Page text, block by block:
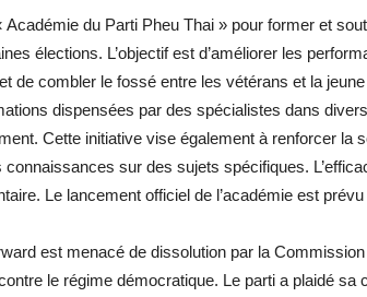
Académie du Parti Pheu Thai » pour former et
élections. L’objectif est d’améliorer les
de combler le fossé entre les vétérans et la jeune
dispensées par des spécialistes dans
Cette initiative vise également à renforcer la
sur des sujets spécifiques.
Le lancement officiel de l’académie est
est menacé de dissolution par la
le régime démocratique. Le parti a plaidé sa